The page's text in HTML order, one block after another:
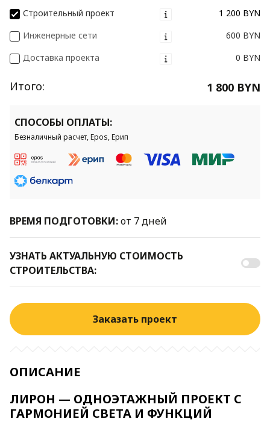
Строительный проект
1 200 BYN
Инженерные сети
600 BYN
Доставка проекта
0 BYN
Итого: 1 800 BYN
СПОСОБЫ ОПЛАТЫ:
Безналичный расчет, Epos, Ерип
ВРЕМЯ ПОДГОТОВКИ:от 7 дней
УЗНАТЬ АКТУАЛЬНУЮ СТОИМОСТЬ
СТРОИТЕЛЬСТВА:
Заказать проект
ОПИСАНИЕ
ЛИРОН — ОДНОЭТАЖНЫЙ ПРОЕКТ С
ГАРМОНИЕЙ СВЕТА И ФУНКЦИЙ